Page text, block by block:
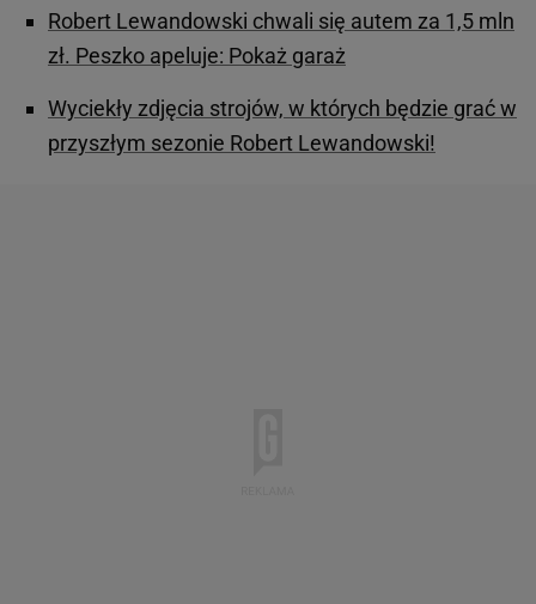
Robert Lewandowski chwali się autem za 1,5 mln
zł. Peszko apeluje: Pokaż garaż
Wyciekły zdjęcia strojów, w których będzie grać w
przyszłym sezonie Robert Lewandowski!